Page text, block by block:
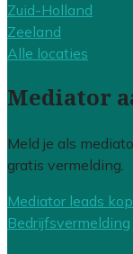
Zuid-Holland
Zeeland
Alle locaties
Mediator
Meld je als
gratis vermelding.
Mediator leads
Bedrijfsvermelding